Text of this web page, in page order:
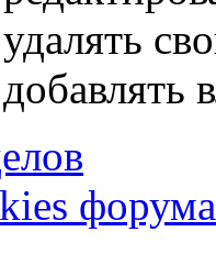
удалять
добавлять
форума